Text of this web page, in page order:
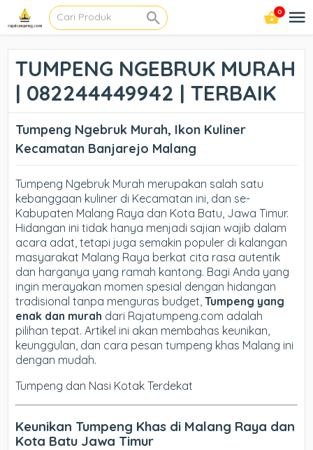
0
TUMPENG NGEBRUK MURAH
| 082244449942 | TERBAIK
Tumpeng Ngebruk Murah, Ikon Kuliner
Kecamatan Banjarejo Malang
Tumpeng Ngebruk Murah merupakan salah satu
kebanggaan kuliner di Kecamatan ini, dan se-
Kabupaten Malang Raya dan Kota Batu, Jawa Timur.
Hidangan ini tidak hanya menjadi sajian wajib dalam
acara adat, tetapi juga semakin populer di kalangan
masyarakat Malang Raya berkat cita rasa autentik
dan harganya yang ramah kantong. Bagi Anda yang
ingin merayakan momen spesial dengan hidangan
tradisional tanpa menguras budget,Tumpeng yang
enak dan murah dari Rajatumpeng.com adalah
pilihan tepat. Artikel ini akan membahas keunikan,
keunggulan, dan cara pesan tumpeng khas Malang ini
dengan mudah.
Tumpeng dan Nasi Kotak Terdekat
Keunikan Tumpeng Khas di Malang Raya dan
Kota Batu Jawa Timur